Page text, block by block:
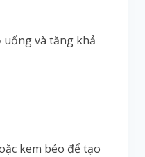
uống và tăng khả
kem béo để tạo